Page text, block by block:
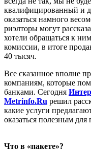
квалифицированный и
оказаться намного
риэлторы могут
хотели обращаться к
комиссии, в итоге
40 тысяч.
Все сказанное вполне
компаниям, которые
банками. Сегодня
Metrinfo.Ru решил
какие услуги
оказаться полезным для
Что в «пакете»?